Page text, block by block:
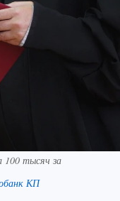
100 тысяч за
КП